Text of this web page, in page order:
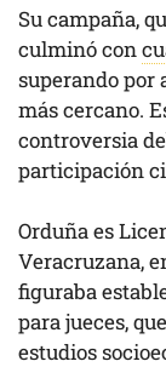
Su campaña,
culminó con
superando por
más cercano.
controversia
participación
Orduña es
Veracruzana,
figuraba
para jueces,
estudios